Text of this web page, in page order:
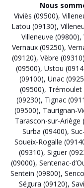
Nous
Viviès (09500),
Latou (09130),
Villeneuve (09800),
Vernaux (09250),
(09120), Vèbre (09310)
(09500), Ustou
(09100), Unac
(09500), Trémoulet
(09230), Tignac
(09500), Taurignan-
Tarascon-sur-Ariège
Surba (09400),
Soueix-Rogalle
(09310), Siguer
(09000), Sentenac-
Sentein (09800),
Ségura (09120),